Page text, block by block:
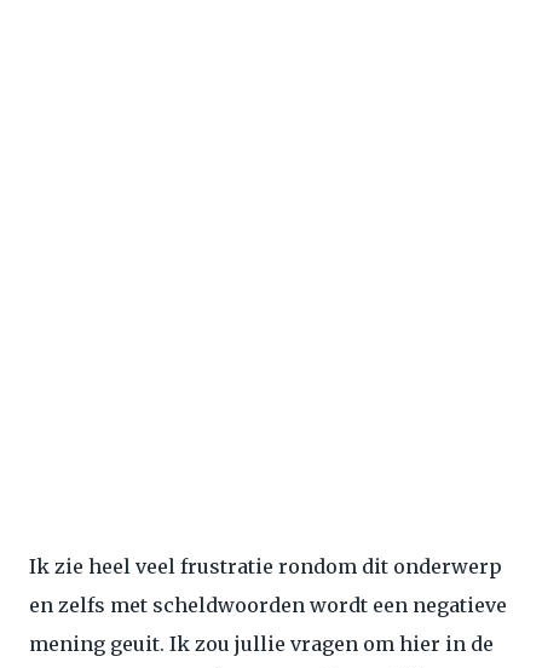
Ik zie heel veel frustratie rondom dit onderwerp
en zelfs met scheldwoorden wordt een negatieve
mening geuit. Ik zou jullie vragen om hier in de